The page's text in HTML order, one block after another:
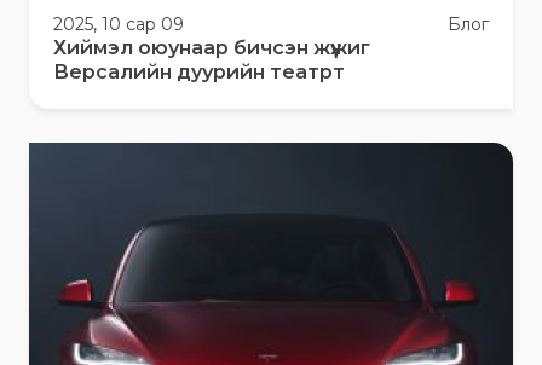
2025, 10 сар 09 Блог
Хиймэл оюунаар бичсэн жүжиг
Версалийн дуурийн театрт